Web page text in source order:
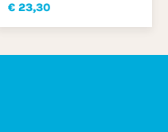
€ 23,30